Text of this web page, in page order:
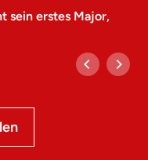
sein erstes Major,